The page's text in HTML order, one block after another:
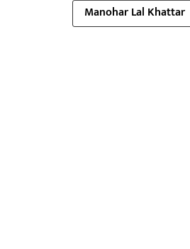
Manohar Lal Khattar